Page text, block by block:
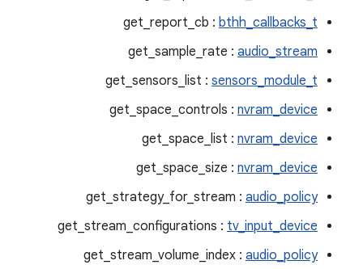
get_report_cb : bthh_callbacks_t
get_sample_rate : audio_stream
get_sensors_list : sensors_module_t
get_space_controls : nvram_device
get_space_list : nvram_device
get_space_size : nvram_device
get_strategy_for_stream : audio_policy
get_stream_configurations : tv_input_device
get_stream_volume_index : audio_policy